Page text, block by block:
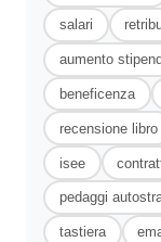
salari
aumento
beneficenza
recensione libro
isee
pedaggi
tastiera